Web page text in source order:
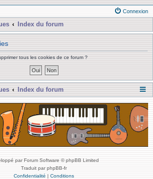
Connexion
Index du forum
tous les cookies de ce forum ?
Index du forum
par Forum Software © phpBB Limited
Traduit par phpBB-fr
Confidentialité | Conditions